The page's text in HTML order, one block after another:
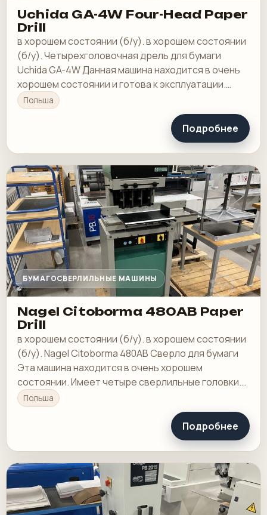
Uchida GA-4W Four-Head Paper
Drill
в хорошем состоянии (б/у). в хорошем состоянии
(б/у). Четырехголовочная дрель для бумаги
Uchida GA-4W Данная машина находится в очень
хорошем состоянии и готова к эксплуатации.
Сделано в Японии.
Польша
Подробнее
БУМАГОСВЕРЛИЛЬНЫЕ МАШИНЫ
Nagel Citoborma 480AB Paper
Drill
в хорошем состоянии (б/у). в хорошем состоянии
(б/у). Nagel Citoborma 480AB Сверло для бумаги
Эта машина находится в очень хорошем
состоянии. Имеет четыре сверлильные головки.
Технические характеристики:
Польша
Подробнее